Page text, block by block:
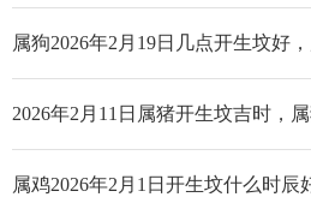
属狗2026年2月19日几点开生坟好